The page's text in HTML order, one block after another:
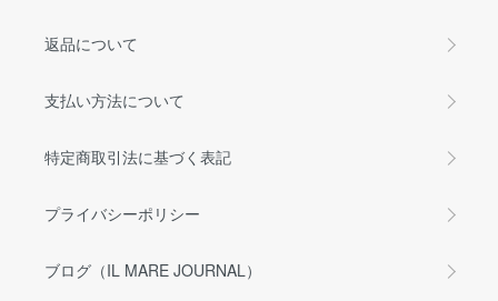
返品について
支払い方法について
特定商取引法に基づく表記
プライバシーポリシー
ブログ（IL MARE JOURNAL）